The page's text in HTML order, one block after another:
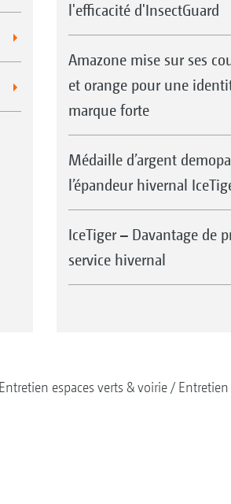
l'efficacité d'InsectGuard
Amazone mise sur ses
et orange pour une
marque forte
Médaille d’argent
l’épandeur hivernal
IceTiger – Davantage de
service hivernal
Entretien espaces verts & voirie